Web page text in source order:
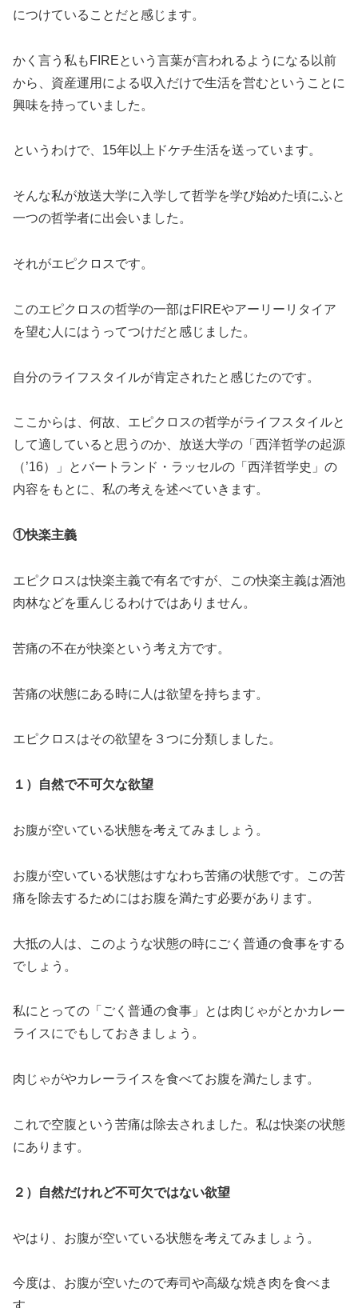
につけていることだと感じます。
かく言う私もFIREという言葉が言われるようになる以前
から、資産運用による収入だけで生活を営むということに
興味を持っていました。
というわけで、15年以上ドケチ生活を送っています。
そんな私が放送大学に入学して哲学を学び始めた頃にふと
一つの哲学者に出会いました。
それがエピクロスです。
このエピクロスの哲学の一部はFIREやアーリーリタイア
を望む人にはうってつけだと感じました。
自分のライフスタイルが肯定されたと感じたのです。
ここからは、何故、エピクロスの哲学がライフスタイルと
して適していると思うのか、放送大学の「西洋哲学の起源
（’16）」とバートランド・ラッセルの「西洋哲学史」の
内容をもとに、私の考えを述べていきます。
①快楽主義
エピクロスは快楽主義で有名ですが、この快楽主義は酒池
肉林などを重んじるわけではありません。
苦痛の不在が快楽という考え方です。
苦痛の状態にある時に人は欲望を持ちます。
エピクロスはその欲望を３つに分類しました。
１）自然で不可欠な欲望
お腹が空いている状態を考えてみましょう。
お腹が空いている状態はすなわち苦痛の状態です。この苦
痛を除去するためにはお腹を満たす必要があります。
大抵の人は、このような状態の時にごく普通の食事をする
でしょう。
私にとっての「ごく普通の食事」とは肉じゃがとかカレー
ライスにでもしておきましょう。
肉じゃがやカレーライスを食べてお腹を満たします。
これで空腹という苦痛は除去されました。私は快楽の状態
にあります。
２）自然だけれど不可欠ではない欲望
やはり、お腹が空いている状態を考えてみましょう。
今度は、お腹が空いたので寿司や高級な焼き肉を食べま